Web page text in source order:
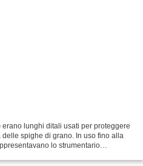
lunghi ditali usati per proteggere
spighe di grano. In uso fino alla
lo strumentario